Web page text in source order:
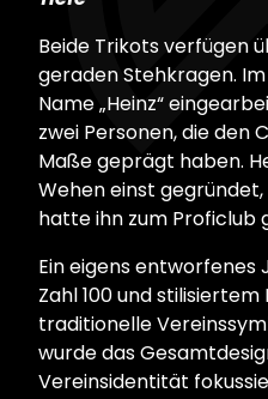
Beide Trikots verfügen
geraden Stehkragen.
Name „Heinz“
zwei Personen, die den
Maße geprägt haben.
Wehen einst
hatte ihn zum Proficlub
Ein eigens
Zahl 100 und
traditionelle
wurde das
Vereinsidentität